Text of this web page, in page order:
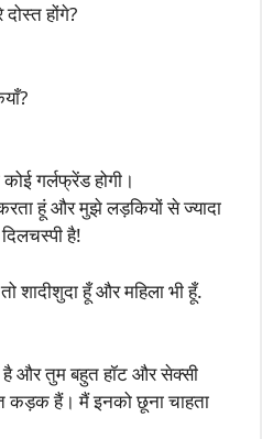
होंगे?
गर्लफ्रेंड होगी।
हूं और मुझे लड़कियों से ज्यादा
है!
शादीशुदा हूँ और महिला भी हूँ.
है और तुम बहुत हॉट और सेक्सी
कड़क हैं। मैं इनको छूना चाहता